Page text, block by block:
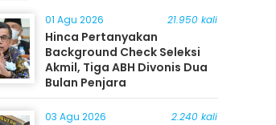
01 Agu 2026 21.950 kali
Hinca Pertanyakan
Background Check Seleksi
Akmil, Tiga ABH Divonis Dua
Bulan Penjara
03 Agu 2026 2.240 kali